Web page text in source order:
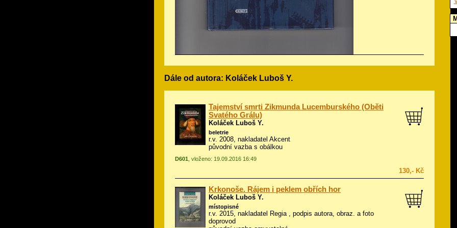
Dále od autora: Koláček Luboš Y.
Tajemství smrti Zikmunda Lucemburského (Oběti
Svatého Grálu)
Koláček Luboš Y.
beletrie
r.v. 2008, nakladatel Akcent
původní vazba s obálkou
D601 , vloženo: 19.09.2016 16:49
130,- Kč
Krkonoše. Rájem i peklem obřích hor
Koláček Luboš Y.
místopisné
r.v. 2015, nakladatel Regia , podpis autora, obraz. a foto
doprovod